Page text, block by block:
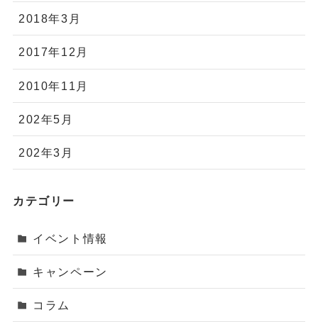
2018年3月
2017年12月
2010年11月
202年5月
202年3月
カテゴリー
イベント情報
キャンペーン
コラム